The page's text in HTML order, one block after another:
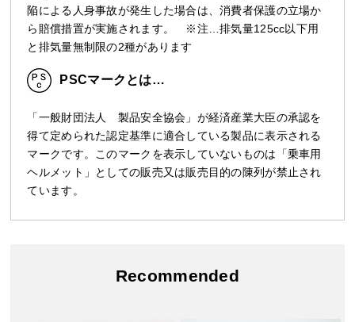
陥による人身事故が発生した場合は、消費者保護の立場か
ら賠償措置が実施されます。 ※注…排気量125cc以下用
と排気量無制限の2種があります
PSCマークとは…
「一般財団法人 製品安全協会」が経済産業大臣の承認を
得て定められた認定基準に適合している製品に表示される
マークです。このマークを表示していないものは「乗車用
ヘルメット」としての販売又は販売目的の陳列が禁止され
ています。
Recommended